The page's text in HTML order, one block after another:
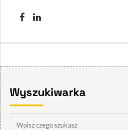
Wyszukiwarka